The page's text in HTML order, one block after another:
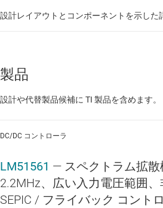
設計レイアウトとコンポーネントを示した
製品
設計や代替製品候補に TI 製品を含めます。
DC/DC コントローラ
LM51561 — スペクトラム拡散
2.2MHz、広い入力電圧範囲
SEPIC / フライバック コント